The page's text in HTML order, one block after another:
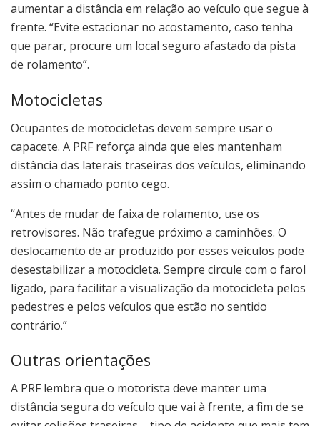
aumentar a distância em relação ao veículo que segue à
frente. “Evite estacionar no acostamento, caso tenha
que parar, procure um local seguro afastado da pista
de rolamento”.
Motocicletas
Ocupantes de motocicletas devem sempre usar o
capacete. A PRF reforça ainda que eles mantenham
distância das laterais traseiras dos veículos, eliminando
assim o chamado ponto cego.
“Antes de mudar de faixa de rolamento, use os
retrovisores. Não trafegue próximo a caminhões. O
deslocamento de ar produzido por esses veículos pode
desestabilizar a motocicleta. Sempre circule com o farol
ligado, para facilitar a visualização da motocicleta pelos
pedestres e pelos veículos que estão no sentido
contrário.”
Outras orientações
A PRF lembra que o motorista deve manter uma
distância segura do veículo que vai à frente, a fim de se